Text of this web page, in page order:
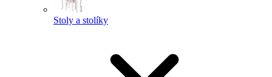
Stoly a stolíky